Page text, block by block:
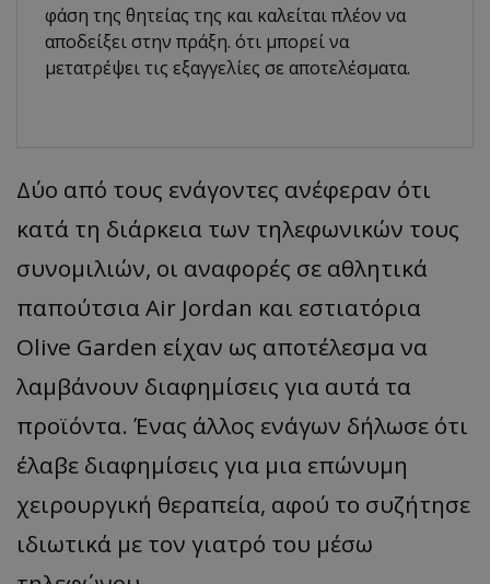
φάση της θητείας της και καλείται πλέον να
αποδείξει στην πράξη. ότι μπορεί να
μετατρέψει τις εξαγγελίες σε αποτελέσματα.
Δύο από τους ενάγοντες ανέφεραν ότι
κατά τη διάρκεια των τηλεφωνικών τους
συνομιλιών, οι αναφορές σε αθλητικά
παπούτσια Air Jordan και εστιατόρια
Olive Garden είχαν ως αποτέλεσμα να
λαμβάνουν διαφημίσεις για αυτά τα
προϊόντα. Ένας άλλος ενάγων δήλωσε ότι
έλαβε διαφημίσεις για μια επώνυμη
χειρουργική θεραπεία, αφού το συζήτησε
ιδιωτικά με τον γιατρό του μέσω